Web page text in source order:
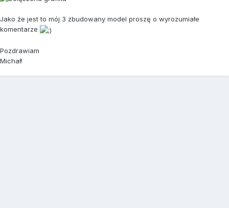
Jako że jest to mój 3 zbudowany model proszę o wyrozumiałe
komentarze
Pozdrawiam
Michał!